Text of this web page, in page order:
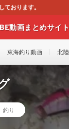
動画まとめサイト
東海釣り動画 北
り